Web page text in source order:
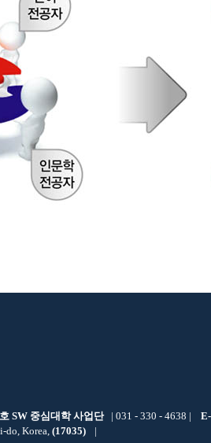
SW 중심대학 사업단| 031 - 330 - 4638 |
do, Korea, (17035)
|